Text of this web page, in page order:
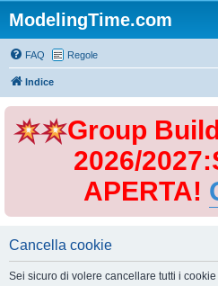
ModelingTime.com
FAQ Regole
Indice
Group
2026/
APERTA!
Cancella cookie
Sei sicuro di volere cancellare tutti i